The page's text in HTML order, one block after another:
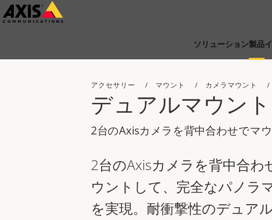
メ
イ
ソリューション製品
アクセサリー マウント カメラマウント
デュアルマウント
2台のAxisカメラを背中合わせでマ
2台のAxisカメラを背中合わ
ウントして、完全なパノラ
を実現。耐衝撃性のデュア